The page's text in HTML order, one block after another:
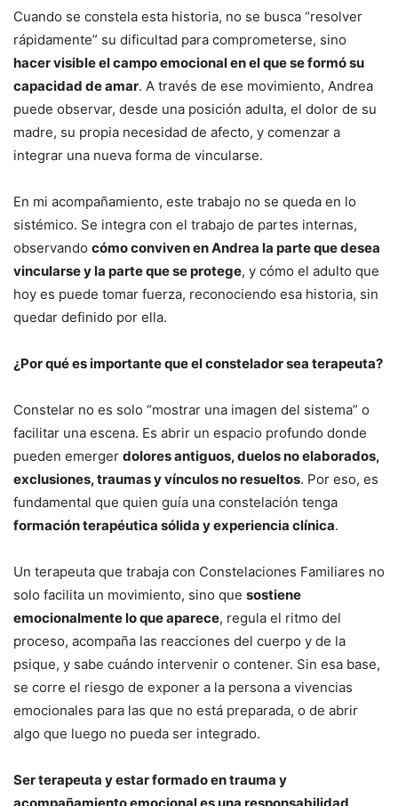
Cuando se constela esta historia, no se busca “resolver
rápidamente” su dificultad para comprometerse, sino
hacer visible el campo emocional en el que se formó su
capacidad de amar. A través de ese movimiento, Andrea
puede observar, desde una posición adulta, el dolor de su
madre, su propia necesidad de afecto, y comenzar a
integrar una nueva forma de vincularse.
En mi acompañamiento, este trabajo no se queda en lo
sistémico. Se integra con el trabajo de partes internas,
observando cómo conviven en Andrea la parte que desea
vincularse y la parte que se protege, y cómo el adulto que
hoy es puede tomar fuerza, reconociendo esa historia, sin
quedar definido por ella.
¿Por qué es importante que el constelador sea terapeuta?
Constelar no es solo “mostrar una imagen del sistema” o
facilitar una escena. Es abrir un espacio profundo donde
pueden emerger dolores antiguos, duelos no elaborados,
exclusiones, traumas y vínculos no resueltos. Por eso, es
fundamental que quien guía una constelación tenga
formación terapéutica sólida y experiencia clínica.
Un terapeuta que trabaja con Constelaciones Familiares no
solo facilita un movimiento, sino que sostiene
emocionalmente lo que aparece, regula el ritmo del
proceso, acompaña las reacciones del cuerpo y de la
psique, y sabe cuándo intervenir o contener. Sin esa base,
se corre el riesgo de exponer a la persona a vivencias
emocionales para las que no está preparada, o de abrir
algo que luego no pueda ser integrado.
Ser terapeuta y estar formado en trauma y